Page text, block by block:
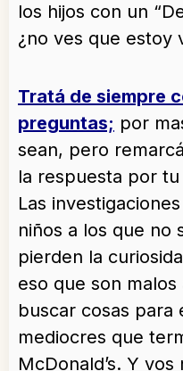
los hijos con un
¿no ves que estoy
Tratá de siempre
preguntas; por
sean, pero
la respuesta por
Las
niños a los que no
pierden la
eso que son
buscar cosas para
mediocres que
McDonald’s. Y